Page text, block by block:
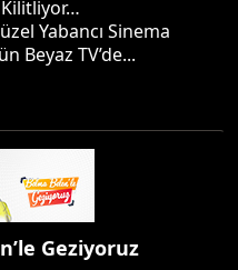
Kilitliyor…
Yabancı Sinema
Beyaz TV’de...
Geziyoruz